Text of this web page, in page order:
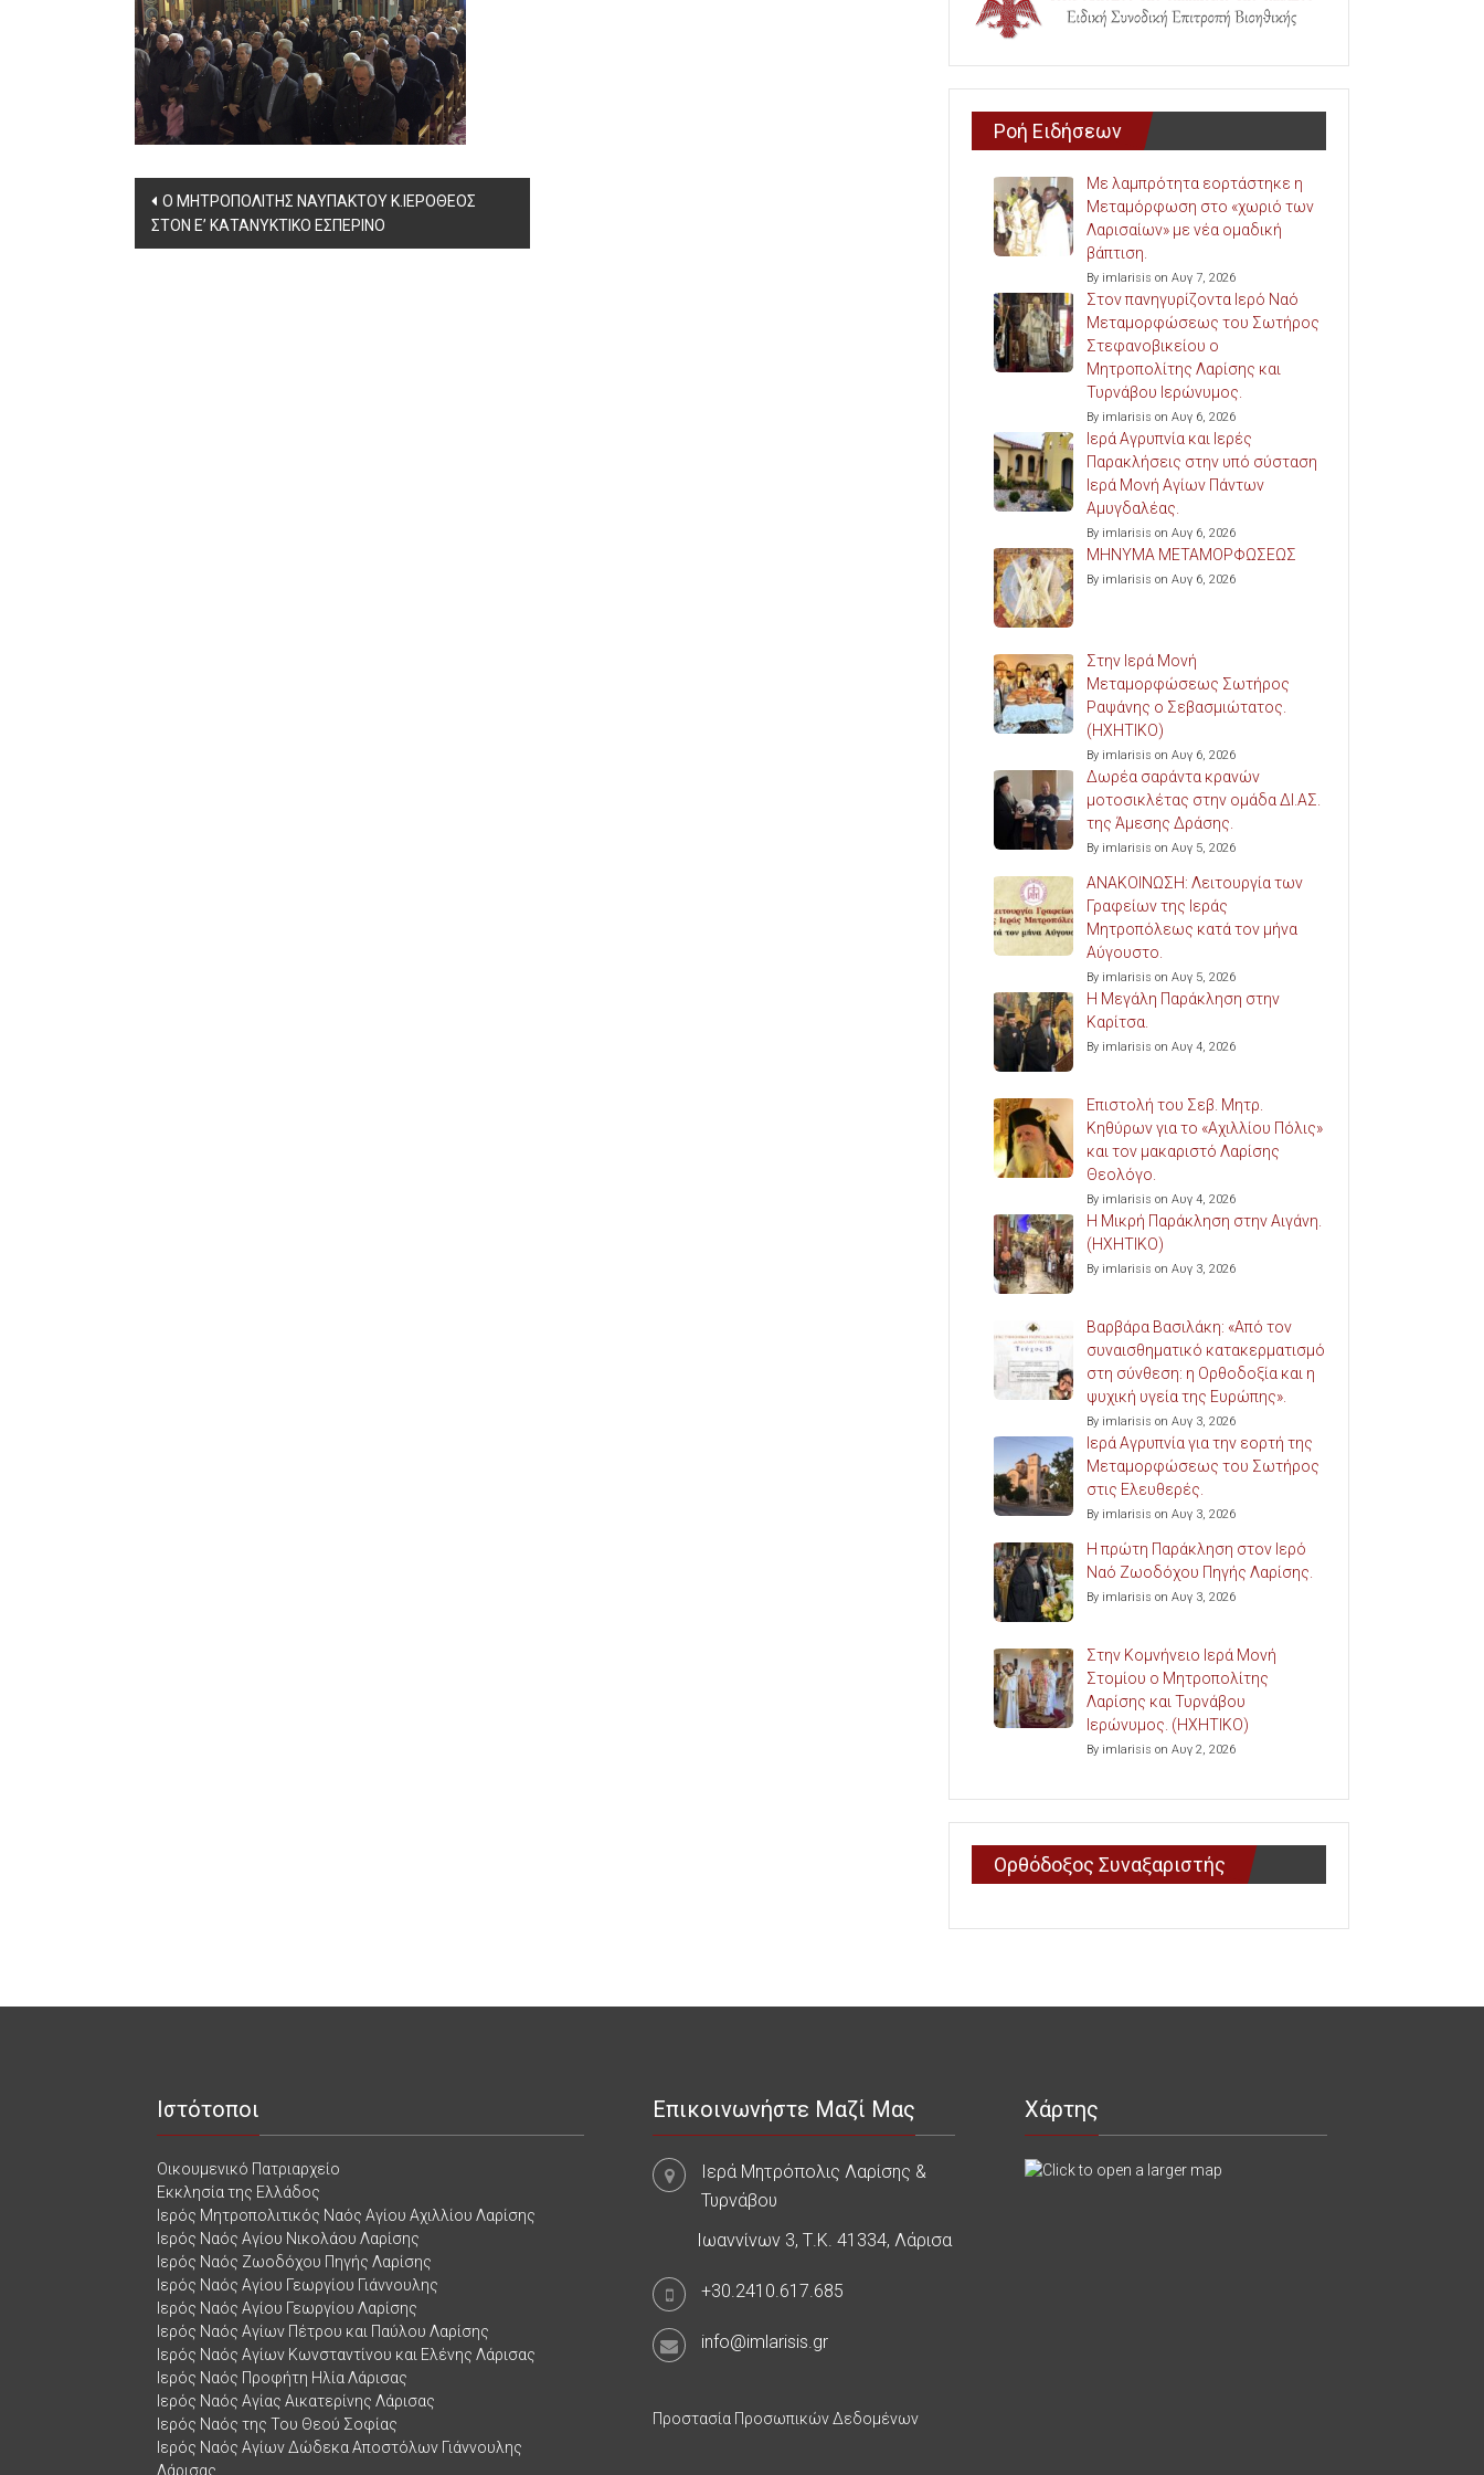
Post
navigation
Ο ΜΗΤΡΟΠΟΛΙΤΗΣ ΝΑΥΠΑΚΤΟΥ Κ.ΙΕΡΟΘΕΟΣ
ΣΤΟΝ Ε’ ΚΑΤΑΝΥΚΤΙΚΟ ΕΣΠΕΡΙΝΟ
Ροή Ειδήσεων
Με λαμπρότητα εορτάστηκε η
Μεταμόρφωση στο «χωριό των
Λαρισαίων» με νέα ομαδική
βάπτιση.
By imlarisis on Αυγ 7, 2026
Στον πανηγυρίζοντα Ιερό Ναό
Μεταμορφώσεως του Σωτήρος
Στεφανοβικείου ο
Μητροπολίτης Λαρίσης και
Τυρνάβου Ιερώνυμος.
By imlarisis on Αυγ 6, 2026
Ιερά Αγρυπνία και Ιερές
Παρακλήσεις στην υπό σύσταση
Ιερά Μονή Αγίων Πάντων
Αμυγδαλέας.
By imlarisis on Αυγ 6, 2026
ΜΗΝΥΜΑ ΜΕΤΑΜΟΡΦΩΣΕΩΣ
By imlarisis on Αυγ 6, 2026
Στην Ιερά Μονή
Μεταμορφώσεως Σωτήρος
Ραψάνης ο Σεβασμιώτατος.
(ΗΧΗΤΙΚΟ)
By imlarisis on Αυγ 6, 2026
Δωρέα σαράντα κρανών
μοτοσικλέτας στην ομάδα ΔΙ.ΑΣ.
της Άμεσης Δράσης.
By imlarisis on Αυγ 5, 2026
ΑΝΑΚΟΙΝΩΣΗ: Λειτουργία των
Γραφείων της Ιεράς
Μητροπόλεως κατά τον μήνα
Αύγουστο.
By imlarisis on Αυγ 5, 2026
Η Μεγάλη Παράκληση στην
Καρίτσα.
By imlarisis on Αυγ 4, 2026
Επιστολή του Σεβ. Μητρ.
Κηθύρων για το «Αχιλλίου Πόλις»
και τον μακαριστό Λαρίσης
Θεολόγο.
By imlarisis on Αυγ 4, 2026
Η Μικρή Παράκληση στην Αιγάνη.
(ΗΧΗΤΙΚΟ)
By imlarisis on Αυγ 3, 2026
Βαρβάρα Βασιλάκη: «Από τον
συναισθηματικό κατακερματισμό
στη σύνθεση: η Ορθοδοξία και η
ψυχική υγεία της Ευρώπης».
By imlarisis on Αυγ 3, 2026
Ιερά Αγρυπνία για την εορτή της
Μεταμορφώσεως του Σωτήρος
στις Ελευθερές.
By imlarisis on Αυγ 3, 2026
Η πρώτη Παράκληση στον Ιερό
Ναό Ζωοδόχου Πηγής Λαρίσης.
By imlarisis on Αυγ 3, 2026
Στην Κομνήνειο Ιερά Μονή
Στομίου ο Μητροπολίτης
Λαρίσης και Τυρνάβου
Ιερώνυμος. (ΗΧΗΤΙΚΟ)
By imlarisis on Αυγ 2, 2026
Ορθόδοξος Συναξαριστής
Ιστότοποι
Οικουμενικό Πατριαρχείο
Εκκλησία της Ελλάδος
Ιερός Μητροπολιτικός Ναός Αγίου Αχιλλίου Λαρίσης
Ιερός Ναός Αγίου Νικολάου Λαρίσης
Ιερός Ναός Ζωοδόχου Πηγής Λαρίσης
Ιερός Ναός Αγίου Γεωργίου Γιάννουλης
Ιερός Ναός Αγίου Γεωργίου Λαρίσης
Ιερός Ναός Αγίων Πέτρου και Παύλου Λαρίσης
Ιερός Ναός Αγίων Κωνσταντίνου και Ελένης Λάρισας
Ιερός Ναός Προφήτη Ηλία Λάρισας
Ιερός Ναός Αγίας Αικατερίνης Λάρισας
Ιερός Ναός της Του Θεού Σοφίας
Ιερός Ναός Αγίων Δώδεκα Αποστόλων Γιάννουλης
Λάρισας
Επικοινωνήστε Μαζί Μας
Ιερά Μητρόπολις Λαρίσης &
Τυρνάβου
Ιωαννίνων 3, Τ.Κ. 41334, Λάρισα
+30.2410.617.685
info@imlarisis.gr
Προστασία Προσωπικών Δεδομένων
Χάρτης